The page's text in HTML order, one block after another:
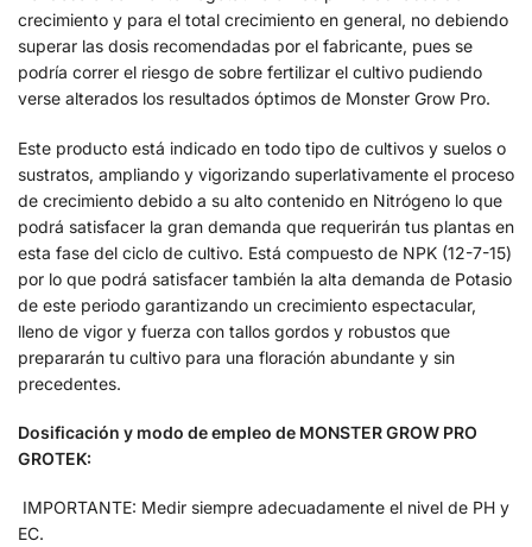
crecimiento y para el total crecimiento en general, no debiendo
superar las dosis recomendadas por el fabricante, pues se
podría correr el riesgo de sobre fertilizar el cultivo pudiendo
verse alterados los resultados óptimos de Monster Grow Pro.
Este producto está indicado en todo tipo de cultivos y suelos o
sustratos, ampliando y vigorizando superlativamente el proceso
de crecimiento debido a su alto contenido en Nitrógeno lo que
podrá satisfacer la gran demanda que requerirán tus plantas en
esta fase del ciclo de cultivo. Está compuesto de NPK (12-7-15)
por lo que podrá satisfacer también la alta demanda de Potasio
de este periodo garantizando un crecimiento espectacular,
lleno de vigor y fuerza con tallos gordos y robustos que
prepararán tu cultivo para una floración abundante y sin
precedentes.
Dosificación y modo de empleo de MONSTER GROW PRO
GROTEK:
IMPORTANTE: Medir siempre adecuadamente el nivel de PH y
EC.